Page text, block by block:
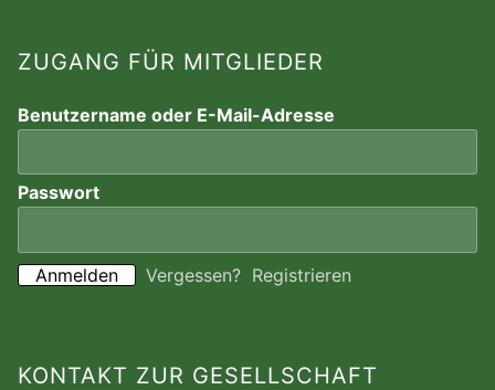
ZUGANG FÜR MITGLIEDER
Benutzername oder E-Mail-Adresse
Passwort
Vergessen? Registrieren
KONTAKT ZUR GESELLSCHAFT